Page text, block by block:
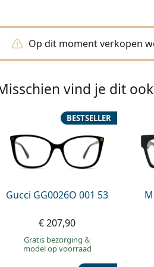
Op dit moment verkopen
vind je dit
Gucci GG0026O 001 53
BESTSELLER
€ 207,90
Gratis bezorging&
model op voorraad